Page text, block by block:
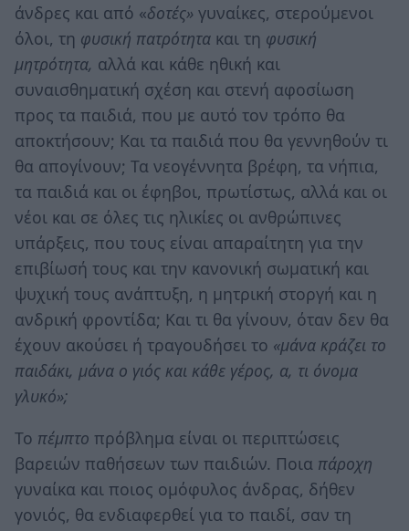
άνδρες και από «δοτές» γυναίκες, στερούμενοι
όλοι, τη φυσική πατρότητα και τη φυσική
μητρότητα, αλλά και κάθε ηθική και
συναισθηματική σχέση και στενή αφοσίωση
προς τα παιδιά, που με αυτό τον τρόπο θα
αποκτήσουν; Και τα παιδιά που θα γεννηθούν τι
θα απογίνουν; Τα νεογέννητα βρέφη, τα νήπια,
τα παιδιά και οι έφηβοι, πρωτίστως, αλλά και οι
νέοι και σε όλες τις ηλικίες οι ανθρώπινες
υπάρξεις, που τους είναι απαραίτητη για την
επιβίωσή τους και την κανονική σωματική και
ψυχική τους ανάπτυξη, η μητρική στοργή και η
ανδρική φροντίδα; Και τι θα γίνουν, όταν δεν θα
έχουν ακούσει ή τραγουδήσει το «μάνα κράζει το
παιδάκι, μάνα ο γιός και κάθε γέρος, α, τι όνομα
γλυκό»;
Το πέμπτο πρόβλημα είναι οι περιπτώσεις
βαρειών παθήσεων των παιδιών. Ποια πάροχη
γυναίκα και ποιος ομόφυλος άνδρας, δήθεν
γονιός, θα ενδιαφερθεί για το παιδί, σαν τη